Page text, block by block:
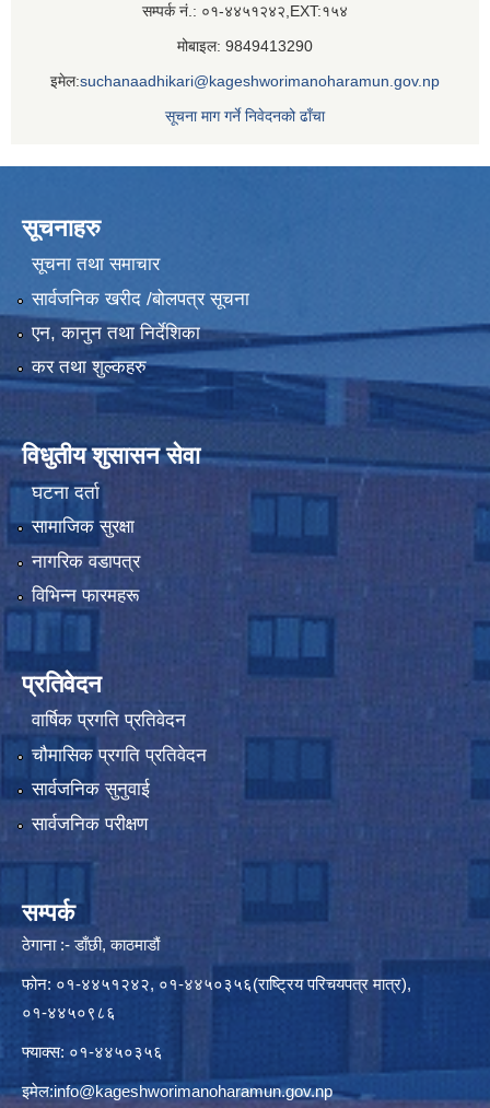
सम्पर्क नं.: ०१-४४५१२४२,EXT:१५४
मोबाइल: 9849413290
इमेल:suchanaadhikari@kageshworimanoharamun.gov.np
सूचना माग गर्ने निवेदनको ढाँचा
सूचनाहरु
सूचना तथा समाचार
सार्वजनिक खरीद /बोलपत्र सूचना
एन, कानुन तथा निर्देशिका
कर तथा शुल्कहरु
विधुतीय शुसासन सेवा
घटना दर्ता
सामाजिक सुरक्षा
नागरिक वडापत्र
विभिन्न फारमहरू
प्रतिवेदन
वार्षिक प्रगति प्रतिवेदन
चौमासिक प्रगति प्रतिवेदन
सार्वजनिक सुनुवाई
सार्वजनिक परीक्षण
सम्पर्क
ठेगाना :- डाँछी, काठमाडौं
फोन: ०१-४४५१२४२, ०१-४४५०३५६(राष्ट्रिय परिचयपत्र मात्र),
०१-४४५०९८६
फ्याक्स: ०१-४४५०३५६
इमेल:info@kageshworimanoharamun.gov.np